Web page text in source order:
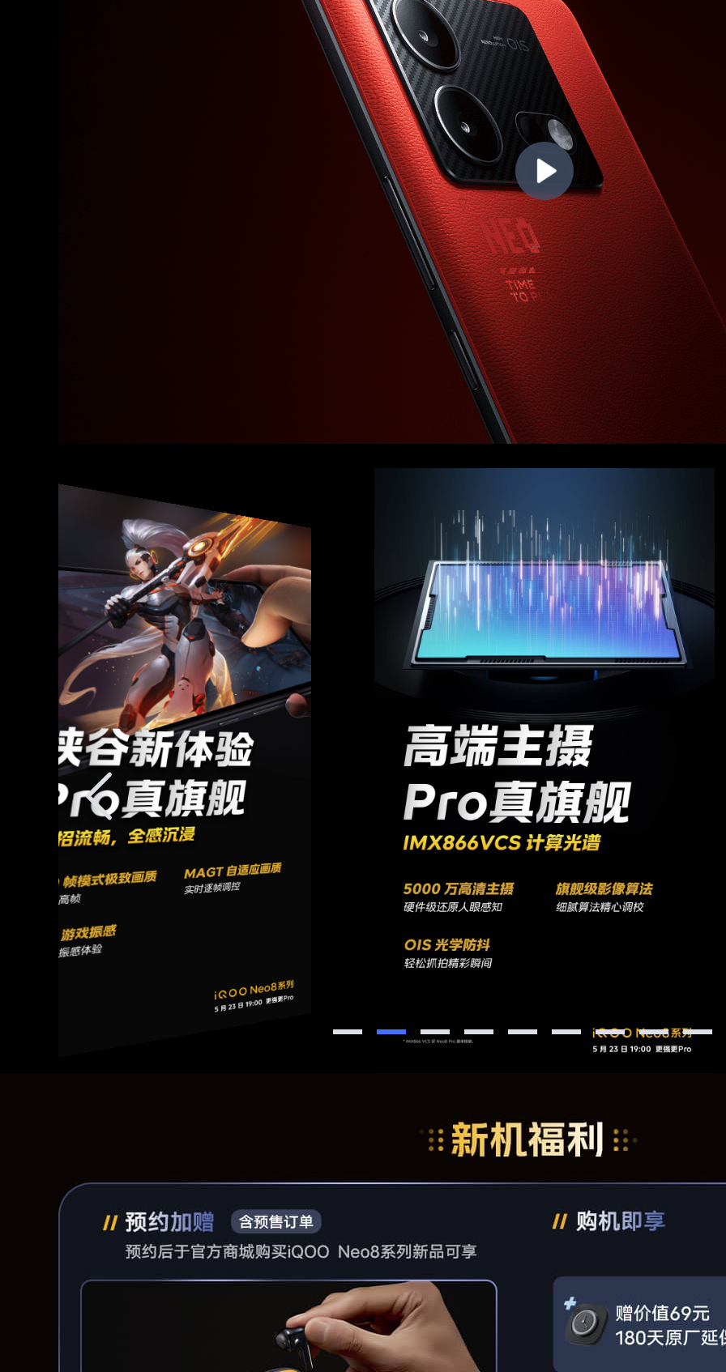
播
放
视
频